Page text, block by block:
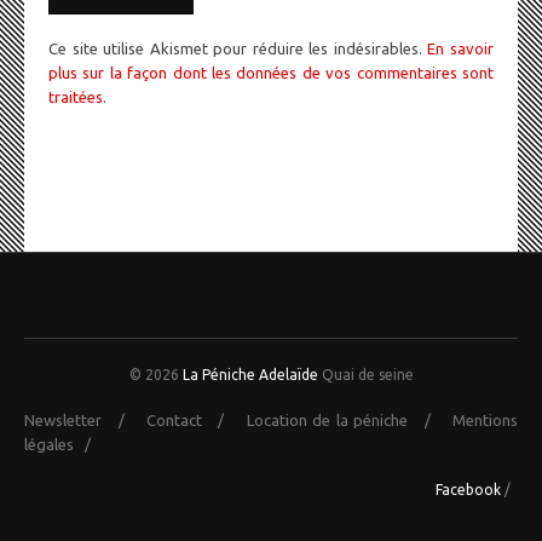
Ce site utilise Akismet pour réduire les indésirables.En savoir
plus sur la façon dont les données de vos commentaires sont
traitées.
© 2026 La Péniche Adelaïde Quai de seine
Newsletter / Contact/ Location de la péniche /
Mentions
légales /
Facebook /